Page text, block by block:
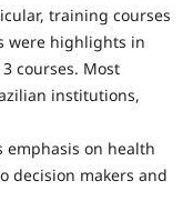
training courses
were highlights in
courses. Most
institutions,
emphasis on health
decision makers and